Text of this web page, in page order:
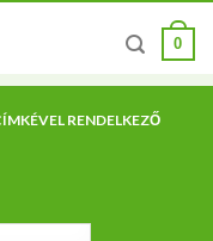
0
RENDELKEZŐ